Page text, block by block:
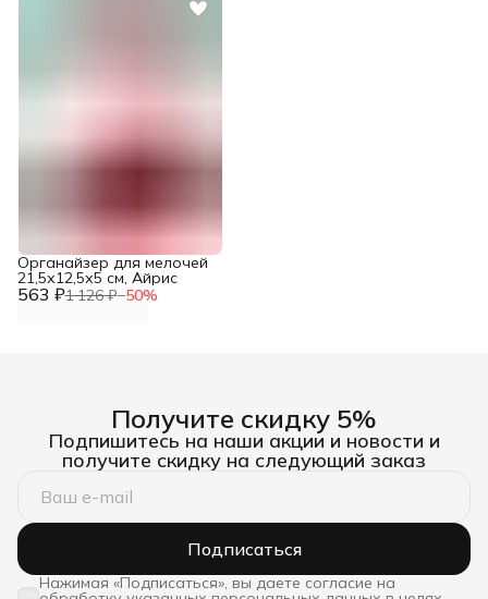
563 ₽1 126 ₽−50%
Органайзер для мелочей
21,5х12,5х5 см, Айрис
Получите скидку 5%
Подпишитесь на наши акции и новости и
получите скидку на следующий заказ
Подписаться
Нажимая «Подписаться», вы даете согласие на